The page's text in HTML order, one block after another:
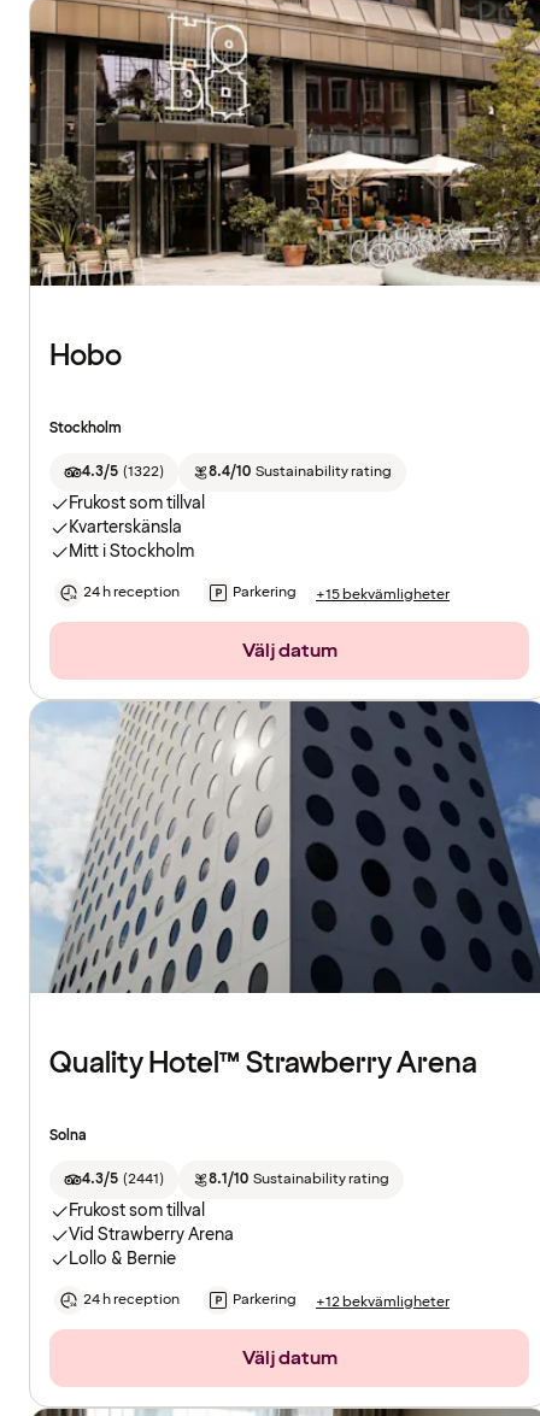
Hobo
Stockholm
4.3/5 (1322) 8.4/10 Sustainability rating
Frukost som tillval
Kvarterskänsla
Mitt i Stockholm
24 h reception Parkering +15 bekvämligheter
Välj datum
Quality Hotel™ Strawberry Arena
Solna
4.3/5 (2441) 8.1/10 Sustainability rating
Frukost som tillval
Vid Strawberry Arena
Lollo & Bernie
24 h reception Parkering +12 bekvämligheter
Välj datum